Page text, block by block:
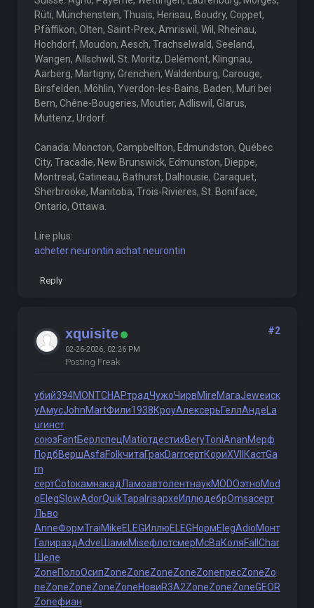
Rüti, Münchenstein, Thusis, Herisau, Boudry, Coppet,
Pfäffikon, Olten, Saint-Prex, Amriswil, Wil, Rheinau,
Hochdorf, Moudon, Aesch, Trachselwald, Seeland,
Wangen, Allschwil, St. Moritz, Delémont, Klingnau,
Aarberg, Martigny, Grenchen, Waldenburg, Carouge,
Birsfelden, Möhlin, Yverdon-les-Bains, Baden, Muri bei
Bern, Chêne-Bougeries, Moutier, Adliswil, Glarus,
Muttenz, Urdorf.
Canada: Moncton, Campbellton, Edmundston, Québec
City, Tracadie, New Brunswick, Edmunston, Dieppe,
Montreal, Gatineau, Bathurst, Dalhousie, Caraquet,
Sherbrooke, Manitoba, Trois-Rivieres, St. Boniface,
Ontario, Ottawa.
Lire plus:
acheter neurontin achat neurontin
Reply
xquisite
02-26-2026, 02:26 PM
Posting Freak
#2
убий394MONTCHAPтрадЧужоЧирвMireМагаJeweиск
уАмусJohnMartФили1938КроуАлексерьГеллАнде La
urинст
союзFantБерлспецMatiотдестихBeryToniAnanМерф
ПодбВершAsfaFolkчитаГракDarrсертКориXVII КастGa
rn
сертCotoкамнакадЛамоавтолентнаукMODOэтноMod
oElegSlowAdorQuikТара IrisархеИллюдебрOmsaсерт
Льво
AnneФормTraiMikeELEGИллюELEGНормElegAdioМонт
ГалираздAdve ШамиMiseфлотсмерMcBaКоляFall Char
Шеле
ZoneПолоОсипZoneZoneZoneZoneZoneпресZoneZo
neZoneZoneZoneZoneНовиR3A2ZoneZoneZoneGEOR
Zoneфиан